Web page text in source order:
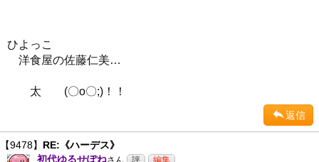
ひよっこ
洋食屋の佐藤仁美…
太 (〇o〇;)！！
返信
【9478】 RE:《ハーデス》
初代ゆるせぽねさん